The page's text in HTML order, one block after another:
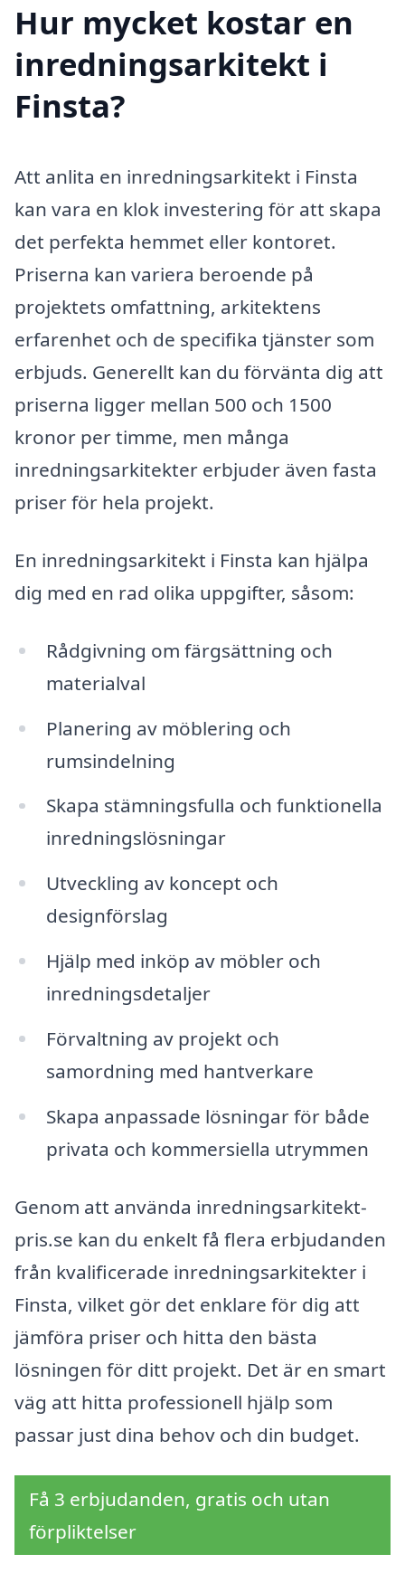
Hur mycket kostar en
inredningsarkitekt i
Finsta?
Att anlita en inredningsarkitekt i Finsta
kan vara en klok investering för att skapa
det perfekta hemmet eller kontoret.
Priserna kan variera beroende på
projektets omfattning, arkitektens
erfarenhet och de specifika tjänster som
erbjuds. Generellt kan du förvänta dig att
priserna ligger mellan 500 och 1500
kronor per timme, men många
inredningsarkitekter erbjuder även fasta
priser för hela projekt.
En inredningsarkitekt i Finsta kan hjälpa
dig med en rad olika uppgifter, såsom:
Rådgivning om färgsättning och
materialval
Planering av möblering och
rumsindelning
Skapa stämningsfulla och funktionella
inredningslösningar
Utveckling av koncept och
designförslag
Hjälp med inköp av möbler och
inredningsdetaljer
Förvaltning av projekt och
samordning med hantverkare
Skapa anpassade lösningar för både
privata och kommersiella utrymmen
Genom att använda inredningsarkitekt-
pris.se kan du enkelt få flera erbjudanden
från kvalificerade inredningsarkitekter i
Finsta, vilket gör det enklare för dig att
jämföra priser och hitta den bästa
lösningen för ditt projekt. Det är en smart
väg att hitta professionell hjälp som
passar just dina behov och din budget.
Få 3 erbjudanden, gratis och utan
förpliktelser